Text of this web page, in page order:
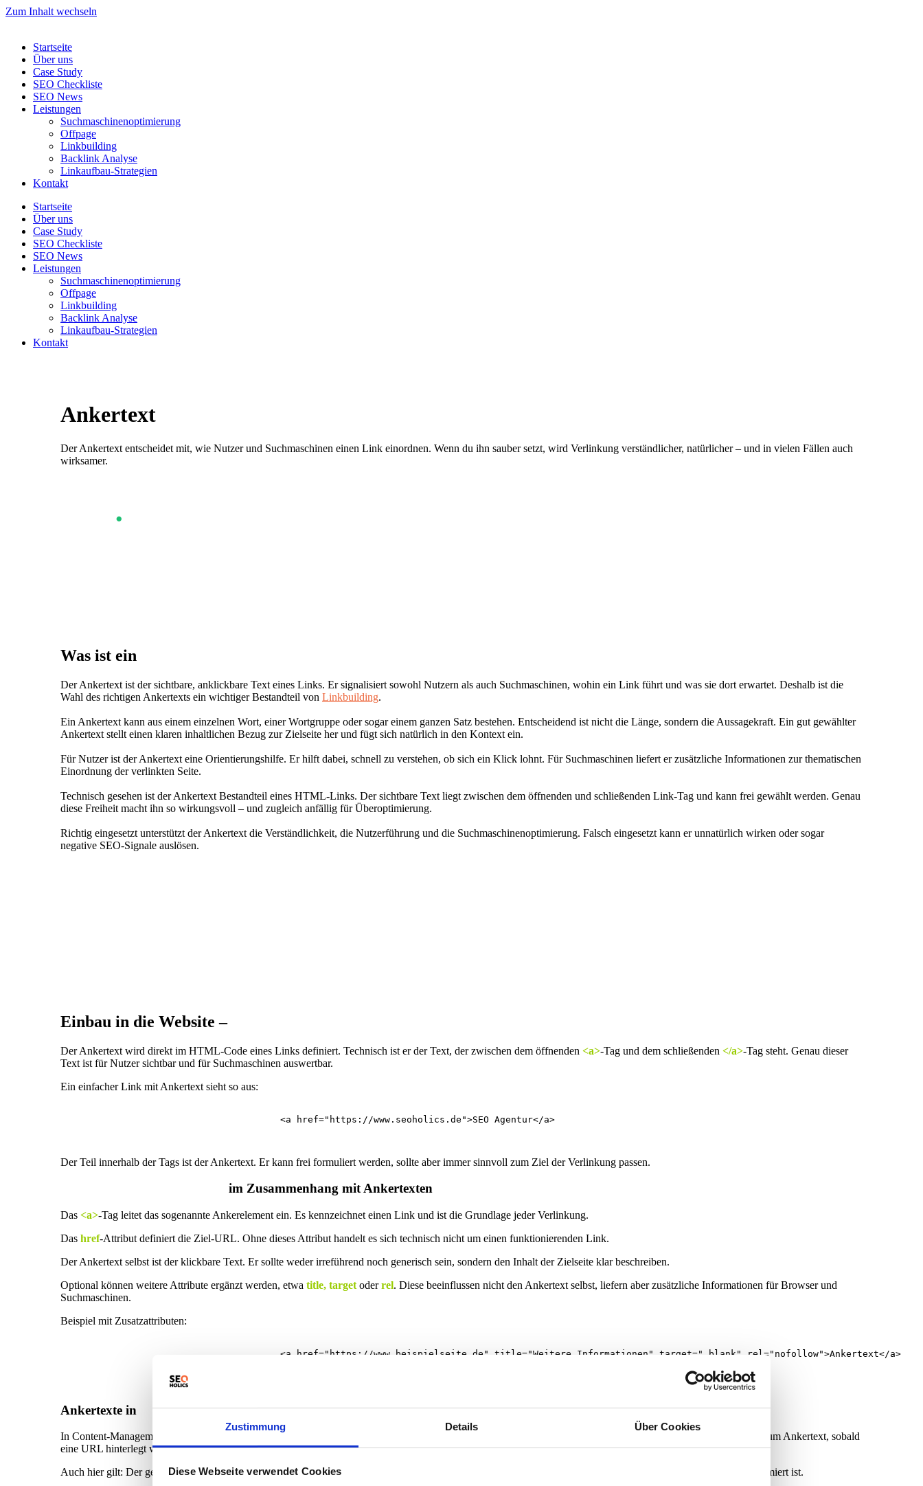
Zustimmung Details Über Cookies
Diese Webseite verwendet Cookies
Zum Inhalt wechseln
Startseite
Über uns
Case Study
SEO Checkliste
SEO News
Leistungen
Suchmaschinenoptimierung
Offpage
Linkbuilding
Backlink Analyse
Linkaufbau-Strategien
Kontakt
Startseite
Über uns
Case Study
SEO Checkliste
SEO News
Leistungen
Suchmaschinenoptimierung
Offpage
Linkbuilding
Backlink Analyse
Linkaufbau-Strategien
Kontakt
Ankertext
Der Ankertext entscheidet mit, wie Nutzer und Suchmaschinen einen Link einordnen. Wenn du ihn sauber setzt, wird Verlinkung verständlicher, natürlicher – und in vielen Fällen auch
wirksamer.
Was ist ein
Der Ankertext ist der sichtbare, anklickbare Text eines Links. Er signalisiert sowohl Nutzern als auch Suchmaschinen, wohin ein Link führt und was sie dort erwartet. Deshalb ist die
Wahl des richtigen Ankertexts ein wichtiger Bestandteil von Linkbuilding.
Ein Ankertext kann aus einem einzelnen Wort, einer Wortgruppe oder sogar einem ganzen Satz bestehen. Entscheidend ist nicht die Länge, sondern die Aussagekraft. Ein gut gewählter
Ankertext stellt einen klaren inhaltlichen Bezug zur Zielseite her und fügt sich natürlich in den Kontext ein.
Für Nutzer ist der Ankertext eine Orientierungshilfe. Er hilft dabei, schnell zu verstehen, ob sich ein Klick lohnt. Für Suchmaschinen liefert er zusätzliche Informationen zur thematischen
Einordnung der verlinkten Seite.
Technisch gesehen ist der Ankertext Bestandteil eines HTML-Links. Der sichtbare Text liegt zwischen dem öffnenden und schließenden Link-Tag und kann frei gewählt werden. Genau
diese Freiheit macht ihn so wirkungsvoll – und zugleich anfällig für Überoptimierung.
Richtig eingesetzt unterstützt der Ankertext die Verständlichkeit, die Nutzerführung und die Suchmaschinenoptimierung. Falsch eingesetzt kann er unnatürlich wirken oder sogar
negative SEO-Signale auslösen.
Einbau in die Website –
Der Ankertext wird direkt im HTML-Code eines Links definiert. Technisch ist er der Text, der zwischen dem öffnenden <a>-Tag und dem schließenden </a>-Tag steht. Genau dieser
Text ist für Nutzer sichtbar und für Suchmaschinen auswertbar.
Ein einfacher Link mit Ankertext sieht so aus:
Der Teil innerhalb der Tags ist der Ankertext. Er kann frei formuliert werden, sollte aber immer sinnvoll zum Ziel der Verlinkung passen.
im Zusammenhang mit Ankertexten
Das <a>-Tag leitet das sogenannte Ankerelement ein. Es kennzeichnet einen Link und ist die Grundlage jeder Verlinkung.
Das href-Attribut definiert die Ziel-URL. Ohne dieses Attribut handelt es sich technisch nicht um einen funktionierenden Link.
Der Ankertext selbst ist der klickbare Text. Er sollte weder irreführend noch generisch sein, sondern den Inhalt der Zielseite klar beschreiben.
Optional können weitere Attribute ergänzt werden, etwa title, target oderrel. Diese beeinflussen nicht den Ankertext selbst, liefern aber zusätzliche Informationen für Browser und
Suchmaschinen.
Beispiel mit Zusatzattributen:
Ankertexte in Content-Management-Systemen
In Content-Management-Systemen wie WordPress wird der Ankertext meist ohne direkten HTML-Zugriff gesetzt. Der markierte Text im Editor wird automatisch zum Ankertext, sobald
eine URL hinterlegt wird.
Auch hier gilt: Der gewählte Text ist entscheidend. Technisch korrekt gesetzte Links bringen keinen Vorteil, wenn der Ankertext unklar, nichtssagend oder überoptimiert ist.